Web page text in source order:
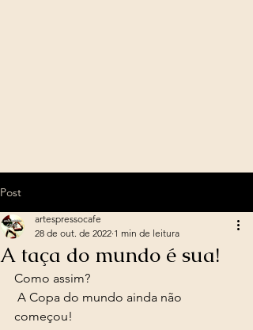
Post
A taça do mundo é sua!
artespressocafe
28 de out. de 2022 1 min de leitura
Como assim?
começou!